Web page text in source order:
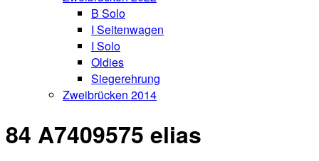
B Solo
I Seitenwagen
I Solo
Oldies
Siegerehrung
Zweibrücken 2014
84 A7409575 elias